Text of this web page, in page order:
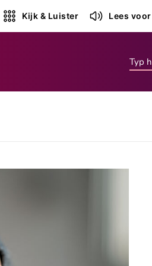
Kijk & Luister Lees voor